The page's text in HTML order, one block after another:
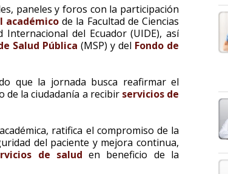
paneles y foros con la participación
académicode la Facultad de Ciencias
del Ecuador (UIDE), así
Salud Pública (MSP) y del Fondo de
que la jornada busca reafirmar el
de la ciudadanía a recibir servicios de
ratifica el compromiso de la
del paciente y mejora continua,
de salud en beneficio de la